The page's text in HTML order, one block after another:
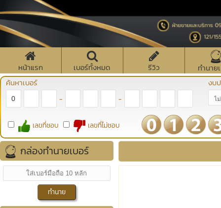
หน้าแรก เบอร์ทั้งหมด รีวิว
ทำนาย
ค้นหาเบอร์
- -
งบ
เลขที่ชอบ เลขที่ไม่ชอบ
กล่องทำนายเบอร์